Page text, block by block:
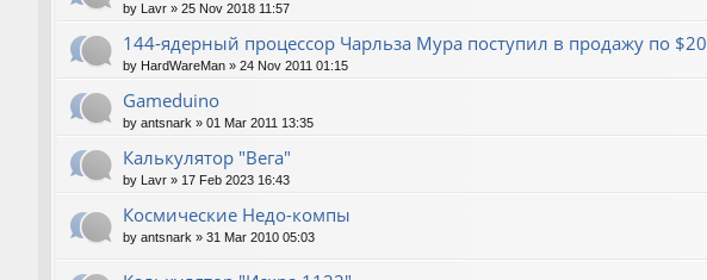
by Lavr » 25 Nov 2018 11:57
144-ядерный процессор Чарльза Мура поступил в продажу по $20
by HardWareMan » 24 Nov 2011 01:15
Gameduino
by antsnark » 01 Mar 2011 13:35
Калькулятор "Вега"
by Lavr » 17 Feb 2023 16:43
Космические Недо-компы
by antsnark » 31 Mar 2010 05:03